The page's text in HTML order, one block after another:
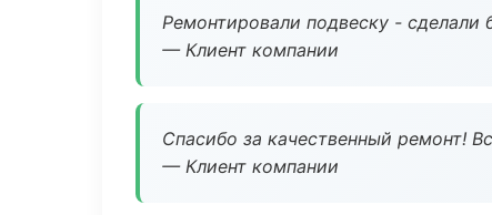
Ремонтировали подвеску - сделали
— Клиент компании
Спасибо за качественный ремонт!
— Клиент компании